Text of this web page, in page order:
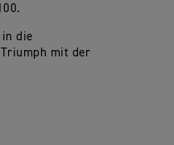
in die
mit der